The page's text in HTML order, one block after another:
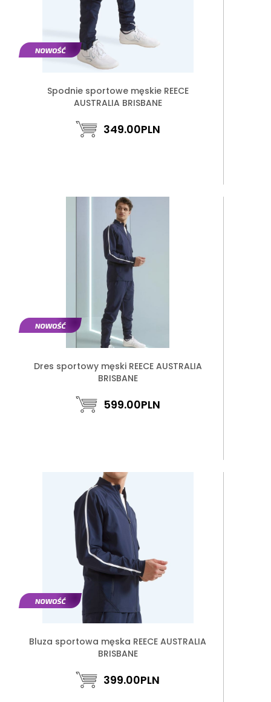
Spodnie sportowe męskie REECE
AUSTRALIA BRISBANE
349.00PLN
Dres sportowy męski REECE AUSTRALIA
BRISBANE
599.00PLN
Bluza sportowa męska REECE AUSTRALIA
BRISBANE
399.00PLN